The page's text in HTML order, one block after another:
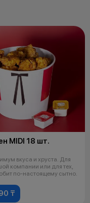
MIDI 18 шт.
вкуса и хруста. Для
компании или для тех,
по-настоящему сытно.
₸